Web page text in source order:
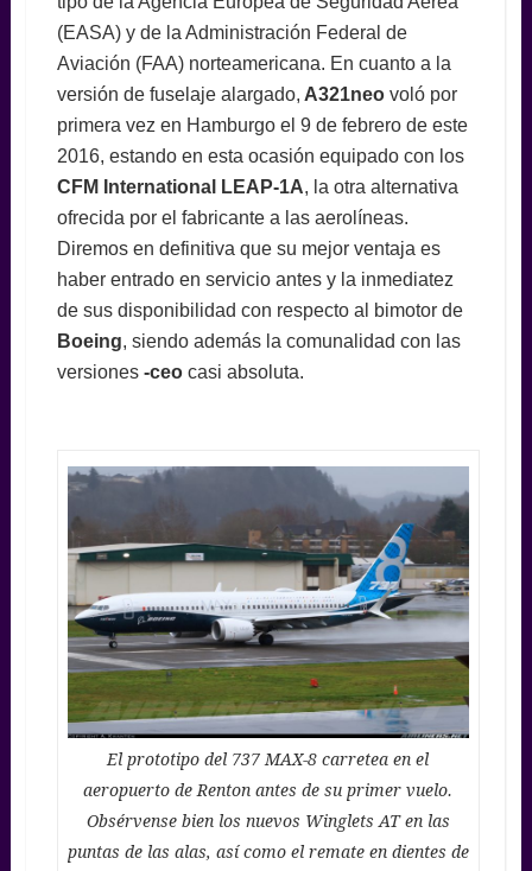
(EASA) y de la Administración Federal de
Aviación (FAA) norteamericana. En cuanto a la
versión de fuselaje alargado, A321neovoló por
primera vez en Hamburgo el 9 de febrero de este
2016, estando en esta ocasión equipado con los
CFM International LEAP-1A, la otra alternativa
ofrecida por el fabricante a las aerolíneas.
Diremos en definitiva que su mejor ventaja es
haber entrado en servicio antes y la inmediatez
de sus disponibilidad con respecto al bimotor de
Boeing, siendo además la comunalidad con las
versiones -ceocasi absoluta.
El prototipo del 737 MAX-8 carretea en el
aeropuerto de Renton antes de su primer vuelo.
Obsérvense bien los nuevos Winglets AT en las
puntas de las alas, así como el remate en dientes de